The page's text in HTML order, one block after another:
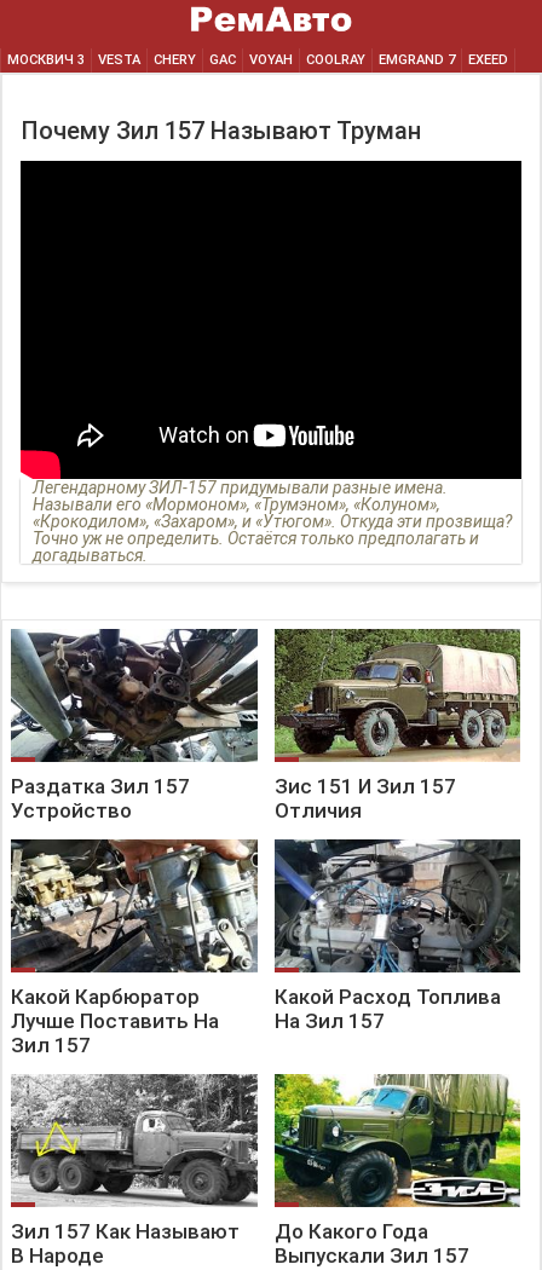
МОСКВИЧ 3 VESTA CHERY GAC VOYAH COOLRAY EMGRAND 7 EXEED
Почему Зил 157 Называют Труман
Легендарному ЗИЛ-157 придумывали разные имена.
Называли его «Мормоном», «Трумэном», «Колуном»,
«Крокодилом», «Захаром», и «Утюгом». Откуда эти прозвища?
Точно уж не определить. Остаётся только предполагать и
догадываться.
Читайте статьи на Дзен канале «Грязные руки»
Раздатка Зил 157
Устройство
Зис 151 И Зил 157
Отличия
Какой Карбюратор
Лучше Поставить На
Зил 157
Какой Расход Топлива
На Зил 157
Зил 157 Как Называют
В Народе
До Какого Года
Выпускали Зил 157